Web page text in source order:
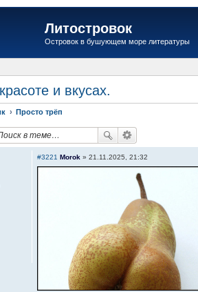
Литостровок
Островок в бушующем море литературы
и вкусах.
Просто трёп
#3221 Morok » 21.11.2025, 21:32